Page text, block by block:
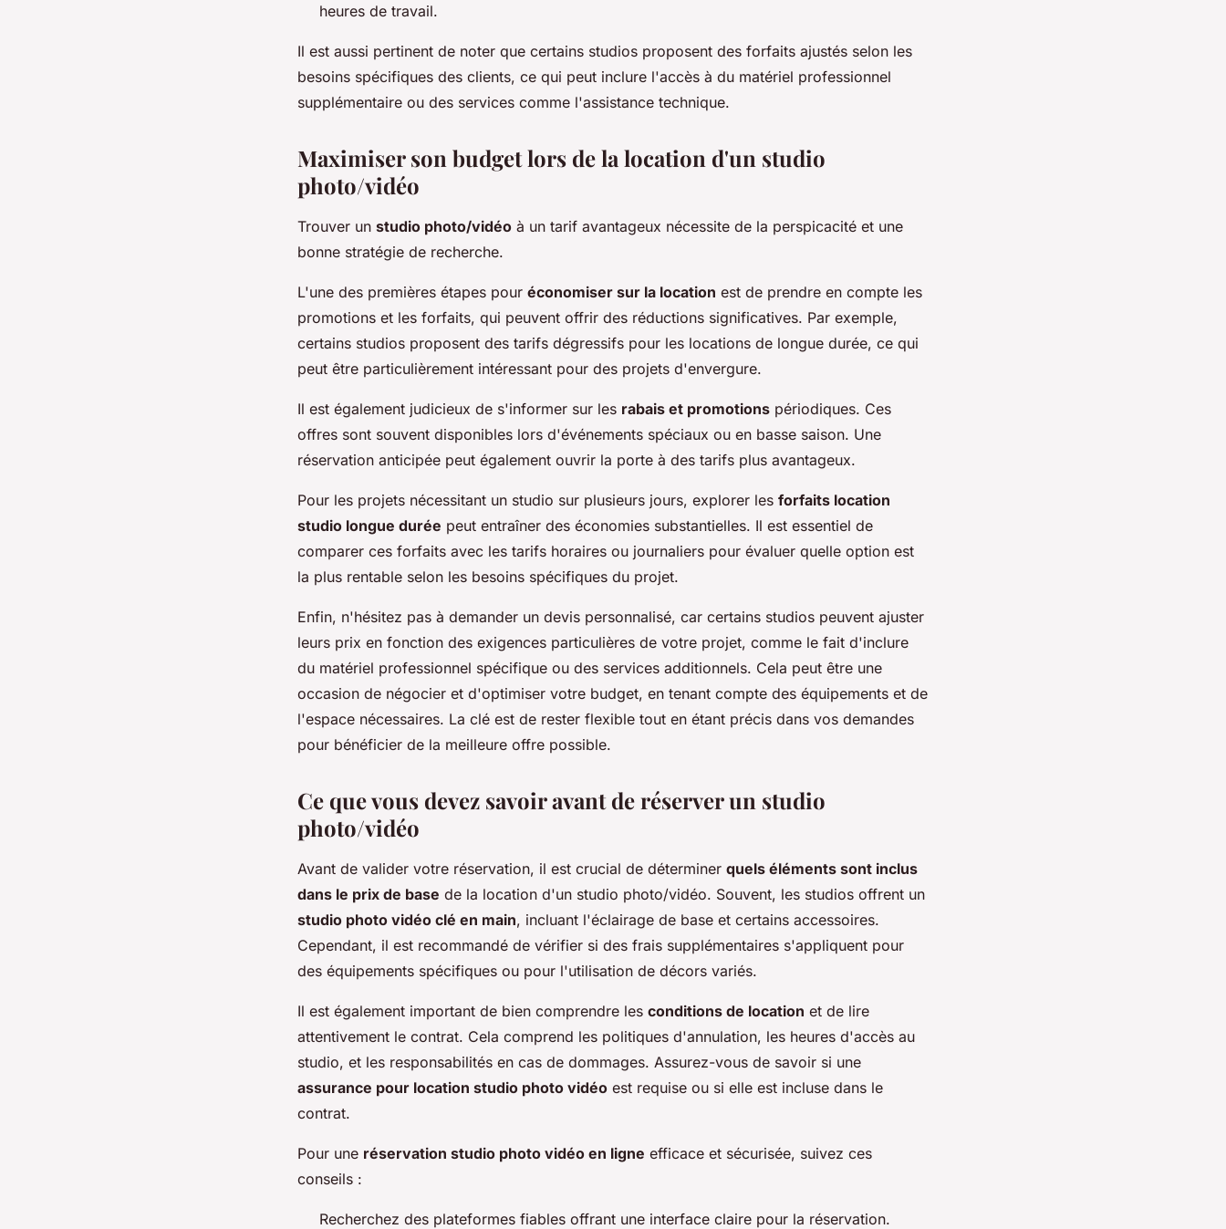
heures de travail.
Il est aussi pertinent de noter que certains studios proposent des forfaits ajustés selon les
besoins spécifiques des clients, ce qui peut inclure l'accès à du matériel professionnel
supplémentaire ou des services comme l'assistance technique.
Maximiser son budget lors de la location d'un studio
photo/vidéo
Trouver un studio photo/vidéo à un tarif avantageux nécessite de la perspicacité et une
bonne stratégie de recherche.
L'une des premières étapes pour économiser sur la location est de prendre en compte les
promotions et les forfaits, qui peuvent offrir des réductions significatives. Par exemple,
certains studios proposent des tarifs dégressifs pour les locations de longue durée, ce qui
peut être particulièrement intéressant pour des projets d'envergure.
Il est également judicieux de s'informer sur les rabais et promotions périodiques. Ces
offres sont souvent disponibles lors d'événements spéciaux ou en basse saison. Une
réservation anticipée peut également ouvrir la porte à des tarifs plus avantageux.
Pour les projets nécessitant un studio sur plusieurs jours, explorer les forfaits location
studio longue durée peut entraîner des économies substantielles. Il est essentiel de
comparer ces forfaits avec les tarifs horaires ou journaliers pour évaluer quelle option est
la plus rentable selon les besoins spécifiques du projet.
Enfin, n'hésitez pas à demander un devis personnalisé, car certains studios peuvent ajuster
leurs prix en fonction des exigences particulières de votre projet, comme le fait d'inclure
du matériel professionnel spécifique ou des services additionnels. Cela peut être une
occasion de négocier et d'optimiser votre budget, en tenant compte des équipements et de
l'espace nécessaires. La clé est de rester flexible tout en étant précis dans vos demandes
pour bénéficier de la meilleure offre possible.
Ce que vous devez savoir avant de réserver un studio
photo/vidéo
Avant de valider votre réservation, il est crucial de déterminer quels éléments sont inclus
dans le prix de base de la location d'un studio photo/vidéo. Souvent, les studios offrent un
studio photo vidéo clé en main, incluant l'éclairage de base et certains accessoires.
Cependant, il est recommandé de vérifier si des frais supplémentaires s'appliquent pour
des équipements spécifiques ou pour l'utilisation de décors variés.
Il est également important de bien comprendre les conditions de location et de lire
attentivement le contrat. Cela comprend les politiques d'annulation, les heures d'accès au
studio, et les responsabilités en cas de dommages. Assurez-vous de savoir si une
assurance pour location studio photo vidéo est requise ou si elle est incluse dans le
contrat.
Pour une réservation studio photo vidéo en ligne efficace et sécurisée, suivez ces
conseils :
Recherchez des plateformes fiables offrant une interface claire pour la réservation.